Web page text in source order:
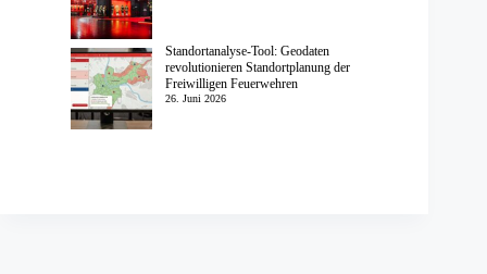
Standortanalyse-Tool: Geodaten
revolutionieren Standortplanung der
Freiwilligen Feuerwehren
26. Juni 2026